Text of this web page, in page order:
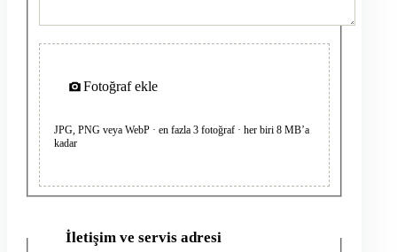
Fotoğraf ekle
JPG, PNG veya WebP · en fazla 3 fotoğraf · her biri 8 MB’a
kadar
İletişim ve servis adresi